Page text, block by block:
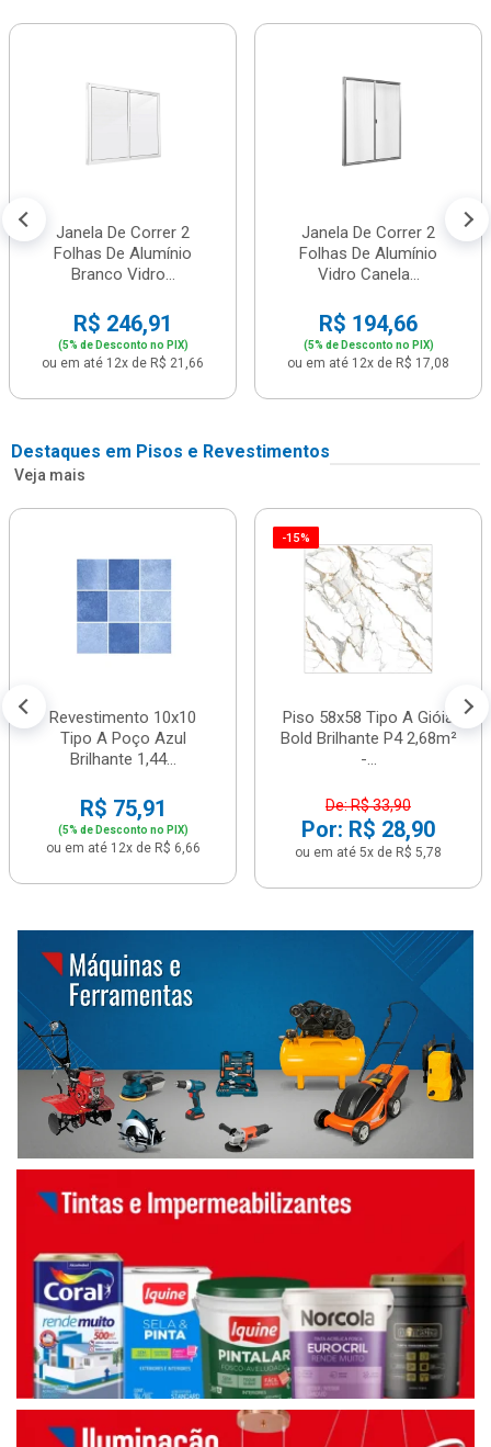
Janela De Correr 2
Folhas De Alumínio
Branco Vidro...
R$ 246,91
(5% de Desconto no PIX)
ou em até 12x de R$ 21,66
Janela De Correr 2
Folhas De Alumínio
Vidro Canela...
R$ 194,66
(5% de Desconto no PIX)
ou em até 12x de R$ 17,08
Destaques em Pisos e Revestimentos
Veja mais
Revestimento 10x10
Tipo A Poço Azul
Brilhante 1,44...
R$ 75,91
(5% de Desconto no PIX)
ou em até 12x de R$ 6,66
-15%
Piso 58x58 Tipo A Gióia
Bold Brilhante P4 2,68m²
-...
De: R$ 33,90
Por: R$ 28,90
ou em até 5x de R$ 5,78